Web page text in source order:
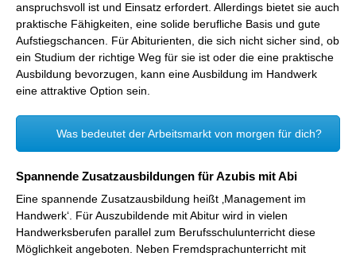
anspruchsvoll ist und Einsatz erfordert. Allerdings bietet sie auch
praktische Fähigkeiten, eine solide berufliche Basis und gute
Aufstiegschancen. Für Abiturienten, die sich nicht sicher sind, ob
ein Studium der richtige Weg für sie ist oder die eine praktische
Ausbildung bevorzugen, kann eine Ausbildung im Handwerk
eine attraktive Option sein.
Was bedeutet der Arbeitsmarkt von morgen für dich?
Spannende Zusatzausbildungen für Azubis mit Abi
Eine spannende Zusatzausbildung heißt ‚Management im
Handwerk‘. Für Auszubildende mit Abitur wird in vielen
Handwerksberufen parallel zum Berufsschulunterricht diese
Möglichkeit angeboten. Neben Fremdsprachunterricht mit